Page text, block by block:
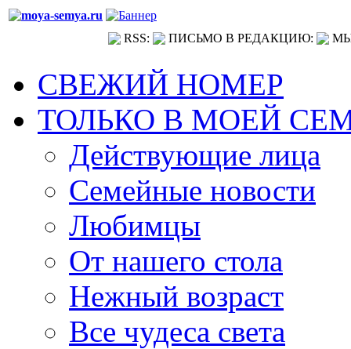
RSS: ПИСЬМО В РЕДАКЦИЮ:
СВЕЖИЙ НОМЕР
ТОЛЬКО В МОЕЙ
Действующие лица
Семейные новости
Любимцы
От нашего стола
Нежный возраст
Все чудеса света